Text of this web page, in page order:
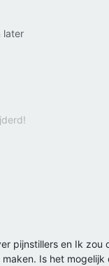
later
pijnstillers en Ik zou
Is het